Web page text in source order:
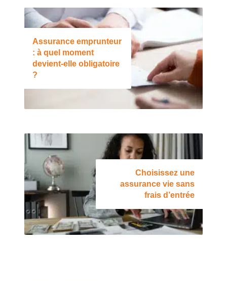
Assurance emprunteur
: à quel moment
devient-elle obligatoire
?
Choisissez une
assurance vie sans
frais d’entrée